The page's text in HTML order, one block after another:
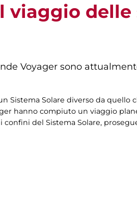
viaggio delle
Voyager sono
Sistema Solare diverso da
hanno compiuto un viaggio
del Sistema Solare,